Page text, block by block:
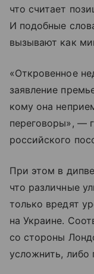
что считает
И подобные
вызывают как
«Откровенное
заявление
кому она
переговоры», —
российского
При этом в
что различные
только вредят
на Украине.
со стороны
усложнить, либо